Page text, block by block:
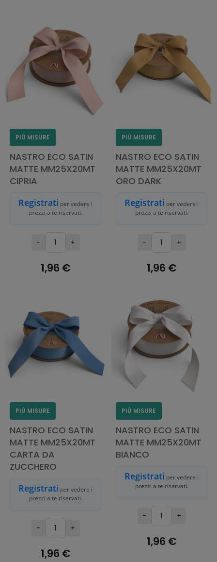
PIÙ MISURE
NASTRO ECO SATIN
MATTE MM25X20MT
CIPRIA
Registrati per vedere i
prezzi a te riservati.
- +
1,96 €
PIÙ MISURE
NASTRO ECO SATIN
MATTE MM25X20MT
ORO DARK
Registrati per vedere i
prezzi a te riservati.
- +
1,96 €
CARRELLO
PIÙ MISURE
NASTRO ECO SATIN
MATTE MM25X20MT
CARTA DA
ZUCCHERO
Registrati per vedere i
prezzi a te riservati.
- +
1,96 €
PIÙ MISURE
NASTRO ECO SATIN
MATTE MM25X20MT
BIANCO
Registrati per vedere i
prezzi a te riservati.
- +
1,96 €